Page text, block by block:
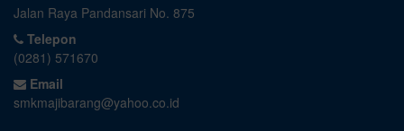
Jalan Raya Pandansari No. 875
Telepon
(0281) 571670
Email
smkmajibarang@yahoo.co.id